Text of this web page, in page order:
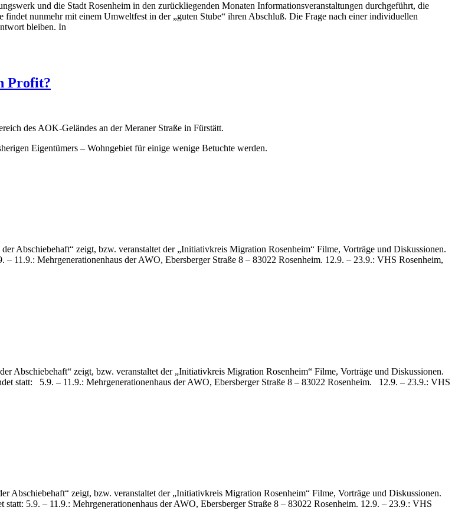
und die Stadt Rosenheim in den zurückliegenden Monaten Informationsveranstaltungen durchgeführt, die
nunmehr mit einem Umweltfest in der „guten Stube“ ihren Abschluß. Die Frage nach einer individuellen
bleiben. In
Profit?
des AOK-Geländes an der Meraner Straße in Fürstätt.
Eigentümers – Wohngebiet für einige wenige Betuchte werden.
Abschiebehaft“ zeigt, bzw. veranstaltet der „Initiativkreis Migration Rosenheim“ Filme, Vorträge und Diskussionen.
Mehrgenerationenhaus der AWO, Ebersberger Straße 8 – 83022 Rosenheim. 12.9. – 23.9.: VHS Rosenheim,
Abschiebehaft“ zeigt, bzw. veranstaltet der „Initiativkreis Migration Rosenheim“ Filme, Vorträge und Diskussionen.
5.9. – 11.9.: Mehrgenerationenhaus der AWO, Ebersberger Straße 8 – 83022 Rosenheim. 12.9. – 23.9.: VHS
Abschiebehaft“ zeigt, bzw. veranstaltet der „Initiativkreis Migration Rosenheim“ Filme, Vorträge und Diskussionen.
5.9. – 11.9.: Mehrgenerationenhaus der AWO, Ebersberger Straße 8 – 83022 Rosenheim. 12.9. – 23.9.: VHS